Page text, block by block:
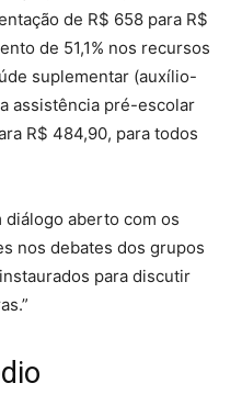
de R$ 658 para R$
de 51,1% nos recursos
suplementar (auxílio-
assistência pré-escolar
R$ 484,90, para todos
diálogo aberto com os
nos debates dos grupos
para discutir